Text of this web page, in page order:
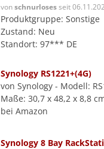
vonschnurlosesseit
Produktgruppe: Sonstige
Zustand: Neu
Standort: 97*** DE
Synology RS1221+(4G)
von Synology - Modell:
Maße: 30,7 x 48,2 x 8,8
bei Amazon
Synology 8 Bay